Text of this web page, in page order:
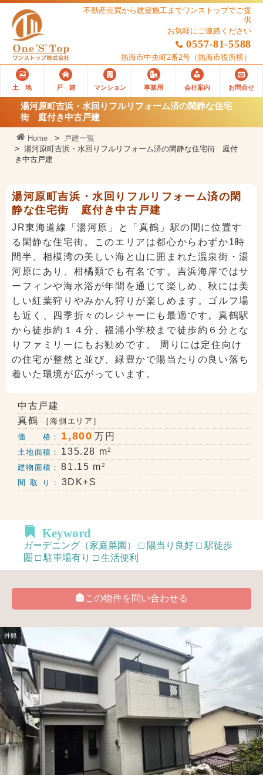
不動産売買から建築施工までワンストップでご提
供
お気軽にご連絡ください
0557-81-5588
熱海市中央町2番2号 （熱海市役所横）
土 地 戸 建 マンション 事業用 会社案内 お問合せ
湯河原町吉浜・水回りフルリフォーム済の閑静な住宅
街 庭付き中古戸建
Home
戸建一覧
湯河原町吉浜・水回りフルリフォーム済の閑静な住宅街 庭付
き中古戸建
湯河原町吉浜・水回りフルリフォーム済の閑
静な住宅街 庭付き中古戸建
JR東海道線「湯河原」と「真鶴」駅の間に位置す
る閑静な住宅街。このエリアは都心からわずか1時
間半、相模湾の美しい海と山に囲まれた温泉街・湯
河原にあり、柑橘類でも有名です。吉浜海岸ではサ
ーフィンや海水浴が年間を通じて楽しめ、秋には美
しい紅葉狩りやみかん狩りが楽しめます。ゴルフ場
も近く、四季折々のレジャーにも最適です。真鶴駅
から徒歩約１４分、福浦小学校まで徒歩約６分とな
りファミリーにもお勧めです。 周りには定住向け
の住宅が整然と並び、緑豊かで陽当たりの良い落ち
着いた環境が広がっています。
中古戸建
真鶴
［海側エリア］
価 格：
1,800万円
土地面積： 135.28 m2
建物面積： 81.15 m2
間 取 り： 3DK+S
Keyword
ガーデニング（家庭菜園） □ 陽当り良好 □ 駅徒歩
圏 □ 駐車場有り □ 生活便利
この物件を問い合わせる
外観